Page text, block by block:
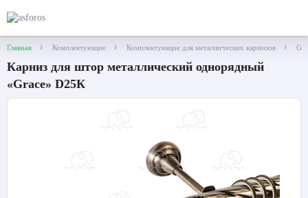
Главная Комплектующие Комплектующие для металлических карнизов
Карниз для штор металлический однорядный
«Grace» D25К